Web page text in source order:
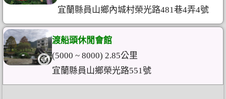
宜蘭縣員山鄉內城村榮光路481巷4弄4號
渡船頭休閒會館
(5000 ~ 8000) 2.85公里
宜蘭縣員山鄉榮光路551號